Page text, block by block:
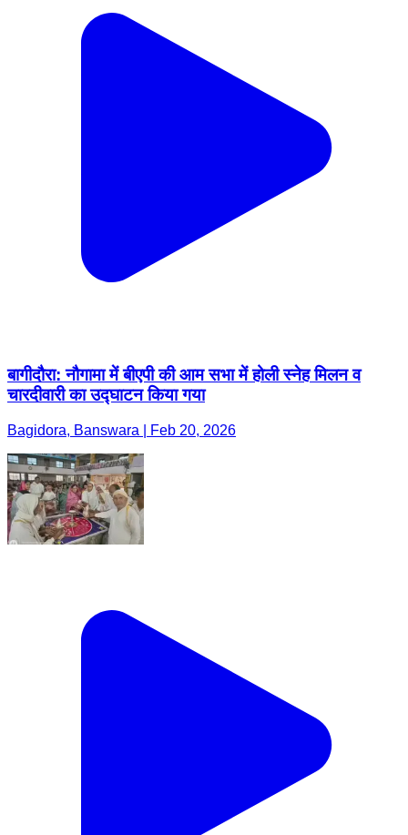
बागीदौरा: नौगामा में बीएपी की आम सभा में होली स्नेह मिलन व
चारदीवारी का उद्घाटन किया गया
Bagidora, Banswara | Feb 20, 2026